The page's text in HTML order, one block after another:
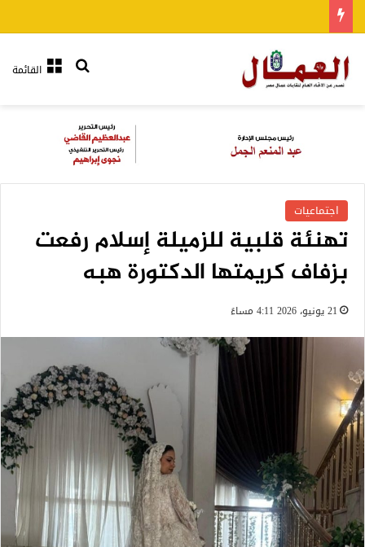
القائمةبحث عن
اجتماعيات
تهنئة قلبية للزميلة إسلام رفعت
بزفاف كريمتها الدكتورة هبه
21 يونيو، 2026 4:11 مساءً